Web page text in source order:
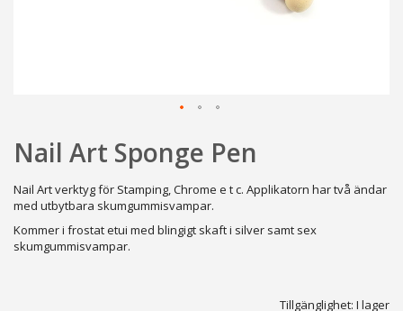
till
början
bildgalleriet
Nail Art Sponge Pen
Nail Art verktyg för Stamping, Chrome e t c. Applikatorn har två ändar
med utbytbara skumgummisvampar.
Kommer i frostat etui med blingigt skaft i silver samt sex
skumgummisvampar.
Tillgänglighet: I lager